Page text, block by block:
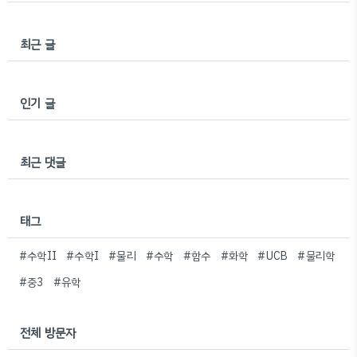
최근 글
인기 글
최근 댓글
태그
#수학II #수학I #물리 #수학 #함수 #화학 #UCB
#물리학
#중3
#유학
전체 방문자